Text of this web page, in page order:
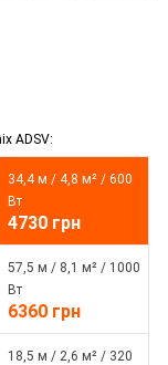
ADSV:
34,4 м / 4,8 м² / 600
Вт
4730 грн
57,5 м / 8,1 м² / 1000
Вт
6360 грн
18,5 м / 2,6 м² / 320